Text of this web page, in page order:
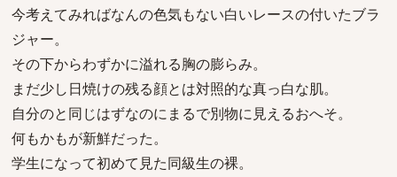
今考えてみればなんの色気もない白いレースの付いたブラ
ジャー。
その下からわずかに溢れる胸の膨らみ。
まだ少し日焼けの残る顔とは対照的な真っ白な肌。
自分のと同じはずなのにまるで別物に見えるおへそ。
何もかもが新鮮だった。
学生になって初めて見た同級生の裸。